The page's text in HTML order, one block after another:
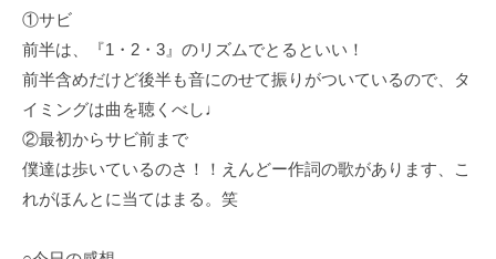
①サビ
前半は、『1・2・3』のリズムでとるといい！
前半含めだけど後半も音にのせて振りがついているので、タ
イミングは曲を聴くべし♩
②最初からサビ前まで
僕達は歩いているのさ！！えんどー作詞の歌があります、こ
れがほんとに当てはまる。笑